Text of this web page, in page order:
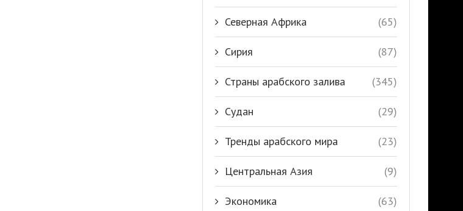
Северная Африка (65)
Сирия (87)
Страны арабского залива (345)
Судан (29)
Тренды арабского мира (23)
Центральная Азия (9)
Экономика (63)